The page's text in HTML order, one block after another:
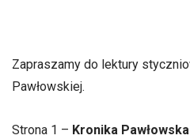
Zapraszamy do lektury
Pawłowskiej.
Strona 1 – Kronika